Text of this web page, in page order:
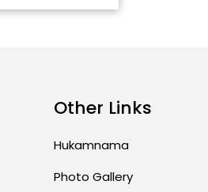
Other Links
Hukamnama
Photo Gallery